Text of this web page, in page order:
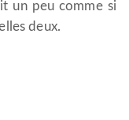
un peu comme si
deux.